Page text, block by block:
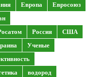
Европа
Евросоюз
Россия
США
Ученые
водород